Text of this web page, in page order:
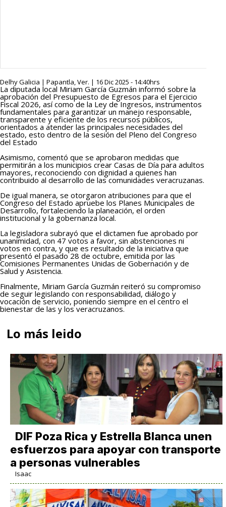
Delhy Galicia | Papantla, Ver. | 16 Dic 2025 - 14:40hrs
La diputada local Miriam García Guzmán informó sobre la
aprobación del Presupuesto de Egresos para el Ejercicio
Fiscal 2026, así como de la Ley de Ingresos, instrumentos
fundamentales para garantizar un manejo responsable,
transparente y eficiente de los recursos públicos,
orientados a atender las principales necesidades del
estado, esto dentro de la sesión del Pleno del Congreso
del Estado
Asimismo, comentó que se aprobaron medidas que
permitirán a los municipios crear Casas de Día para adultos
mayores, reconociendo con dignidad a quienes han
contribuido al desarrollo de las comunidades veracruzanas.
De igual manera, se otorgaron atribuciones para que el
Congreso del Estado apruebe los Planes Municipales de
Desarrollo, fortaleciendo la planeación, el orden
institucional y la gobernanza local.
La legisladora subrayó que el dictamen fue aprobado por
unanimidad, con 47 votos a favor, sin abstenciones ni
votos en contra, y que es resultado de la iniciativa que
presentó el pasado 28 de octubre, emitida por las
Comisiones Permanentes Unidas de Gobernación y de
Salud y Asistencia.
Finalmente, Miriam García Guzmán reiteró su compromiso
de seguir legislando con responsabilidad, diálogo y
vocación de servicio, poniendo siempre en el centro el
bienestar de las y los veracruzanos.
Lo más leido
DIF Poza Rica y Estrella Blanca unen
esfuerzos para apoyar con transporte
a personas vulnerables
Isaac